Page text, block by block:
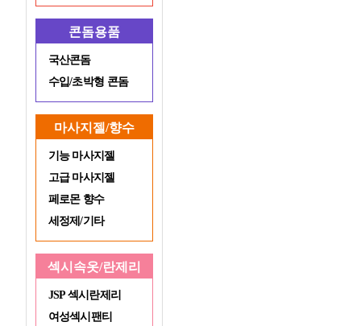
콘돔용품
국산콘돔
수입/초박형 콘돔
마사지젤/향수
기능 마사지젤
고급 마사지젤
페로몬 향수
세정제/기타
섹시속옷/란제리
JSP 섹시란제리
여성섹시팬티